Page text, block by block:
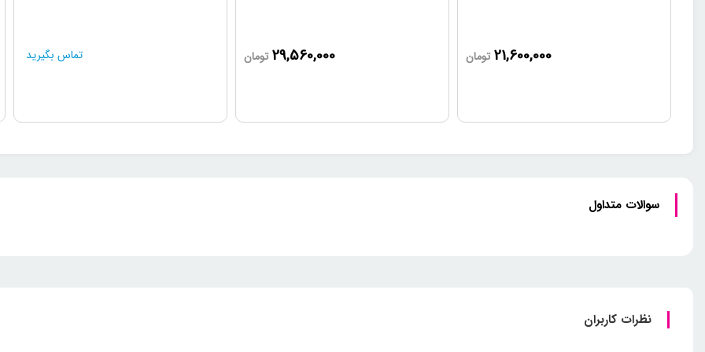
21,600,000 تومان 29,560,000 تومان تماس بگیرید
سوالات متداول
نظرات کاربران